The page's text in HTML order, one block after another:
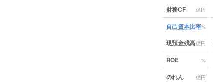
財務CF 億円
自己資本比率%
現預金残高億円
ROE %
のれん 億円